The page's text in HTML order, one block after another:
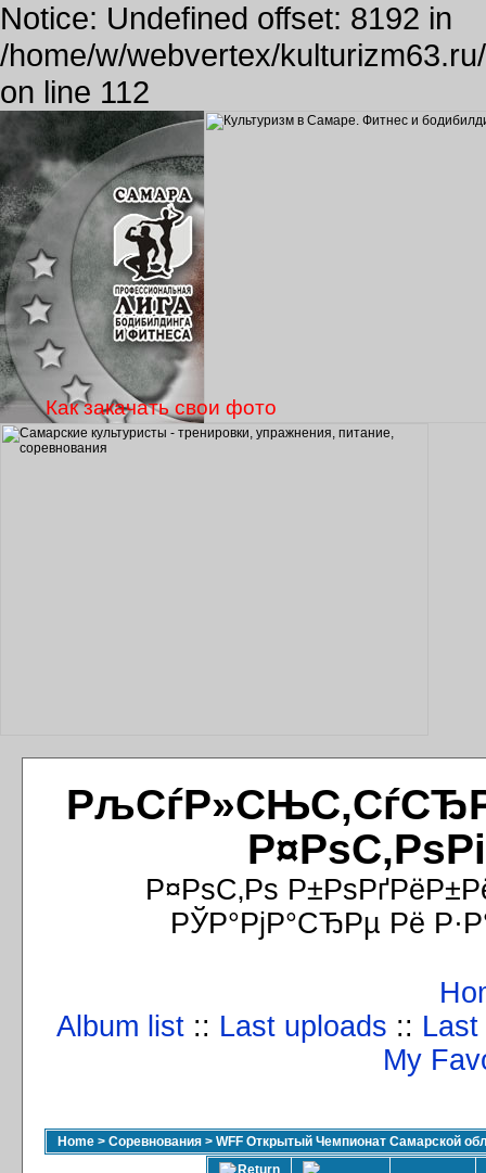
Notice: Undefined offset: 8192 in
/home/w/webvertex/
on line 112
Р¤РѕС‚Рѕ
РЎР°РјР°СЂРµ Рё
Album list :: Last uploads ::
My
Home > Соревнования > WFF Открытый Чемпионат Самарской
Как закачать свои фото